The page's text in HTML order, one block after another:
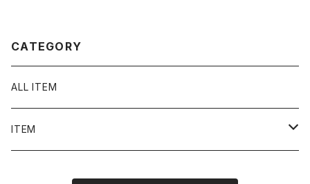
CATEGORY
ALL ITEM
ITEM